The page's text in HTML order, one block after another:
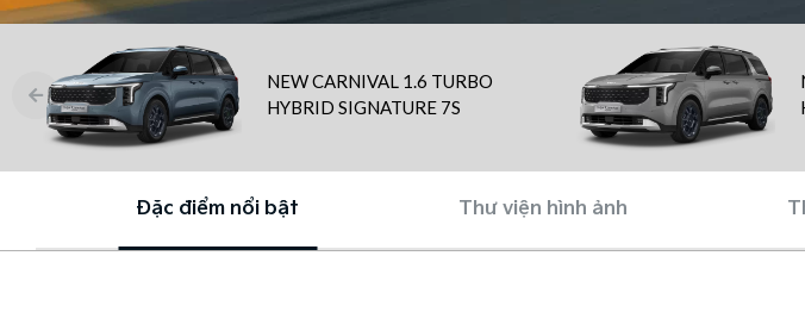
NEW CARNIVAL 1.6 TURBO
HYBRID SIGNATURE 7S
Đặc điểm nổi bật Thư viện hình ảnh